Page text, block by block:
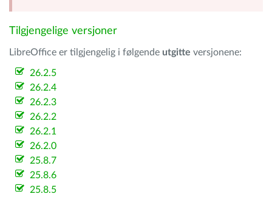
Tilgjengelige versjoner
LibreOffice er tilgjengelig i følgende utgitte versjonene:
26.2.5
26.2.4
26.2.3
26.2.2
26.2.1
26.2.0
25.8.7
25.8.6
25.8.5